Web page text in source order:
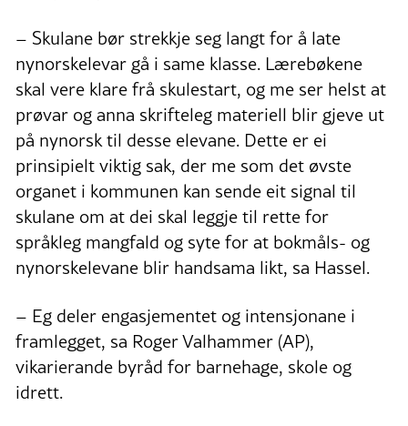
– Skulane bør strekkje seg langt for å late
nynorskelevar gå i same klasse. Lærebøkene
skal vere klare frå skulestart, og me ser helst at
prøvar og anna skrifteleg materiell blir gjeve ut
på nynorsk til desse elevane. Dette er ei
prinsipielt viktig sak, der me som det øvste
organet i kommunen kan sende eit signal til
skulane om at dei skal leggje til rette for
språkleg mangfald og syte for at bokmåls- og
nynorskelevane blir handsama likt, sa Hassel.
– Eg deler engasjementet og intensjonane i
framlegget, sa Roger Valhammer (AP),
vikarierande byråd for barnehage, skole og
idrett.